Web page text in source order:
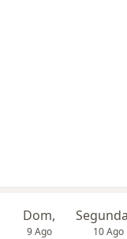
Dom,
9 Ago 10 Ago